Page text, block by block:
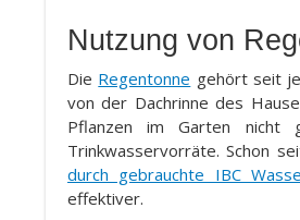
Nutzung von
Die Regentonne gehört seit
von der Dachrinne des
Pflanzen im Garten nicht
Trinkwasservorräte. Schon
durch gebrauchte IBC
effektiver.